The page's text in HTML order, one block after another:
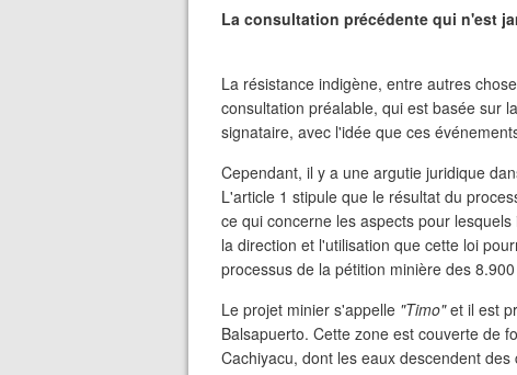
La consultation précédente qui n'est
La résistance indigène, entre autres
consultation préalable, qui est basée sur
signataire, avec l'idée que ces
Cependant, il y a une argutie juridique
L'article 1 stipule que le résultat du
ce qui concerne les aspects pour
la direction et l'utilisation que cette loi
processus de la pétition minière des
Le projet minier s'appelle "Timo"et il est
Balsapuerto. Cette zone est couverte de
Cachiyacu, dont les eaux descendent